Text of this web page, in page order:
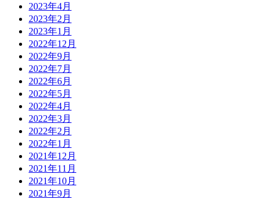
2023年4月
2023年2月
2023年1月
2022年12月
2022年9月
2022年7月
2022年6月
2022年5月
2022年4月
2022年3月
2022年2月
2022年1月
2021年12月
2021年11月
2021年10月
2021年9月